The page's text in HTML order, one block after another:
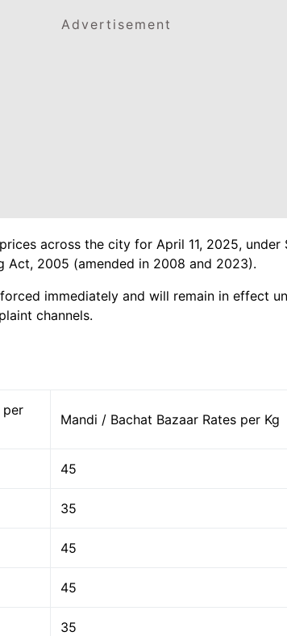
Advertisement
across the city for April 11, 2025,
Act, 2005 (amended in 2008 and 2023).
immediately and will remain in effect
channels.
per
Mandi / Bachat Bazaar Rates per Kg
45
35
45
45
35